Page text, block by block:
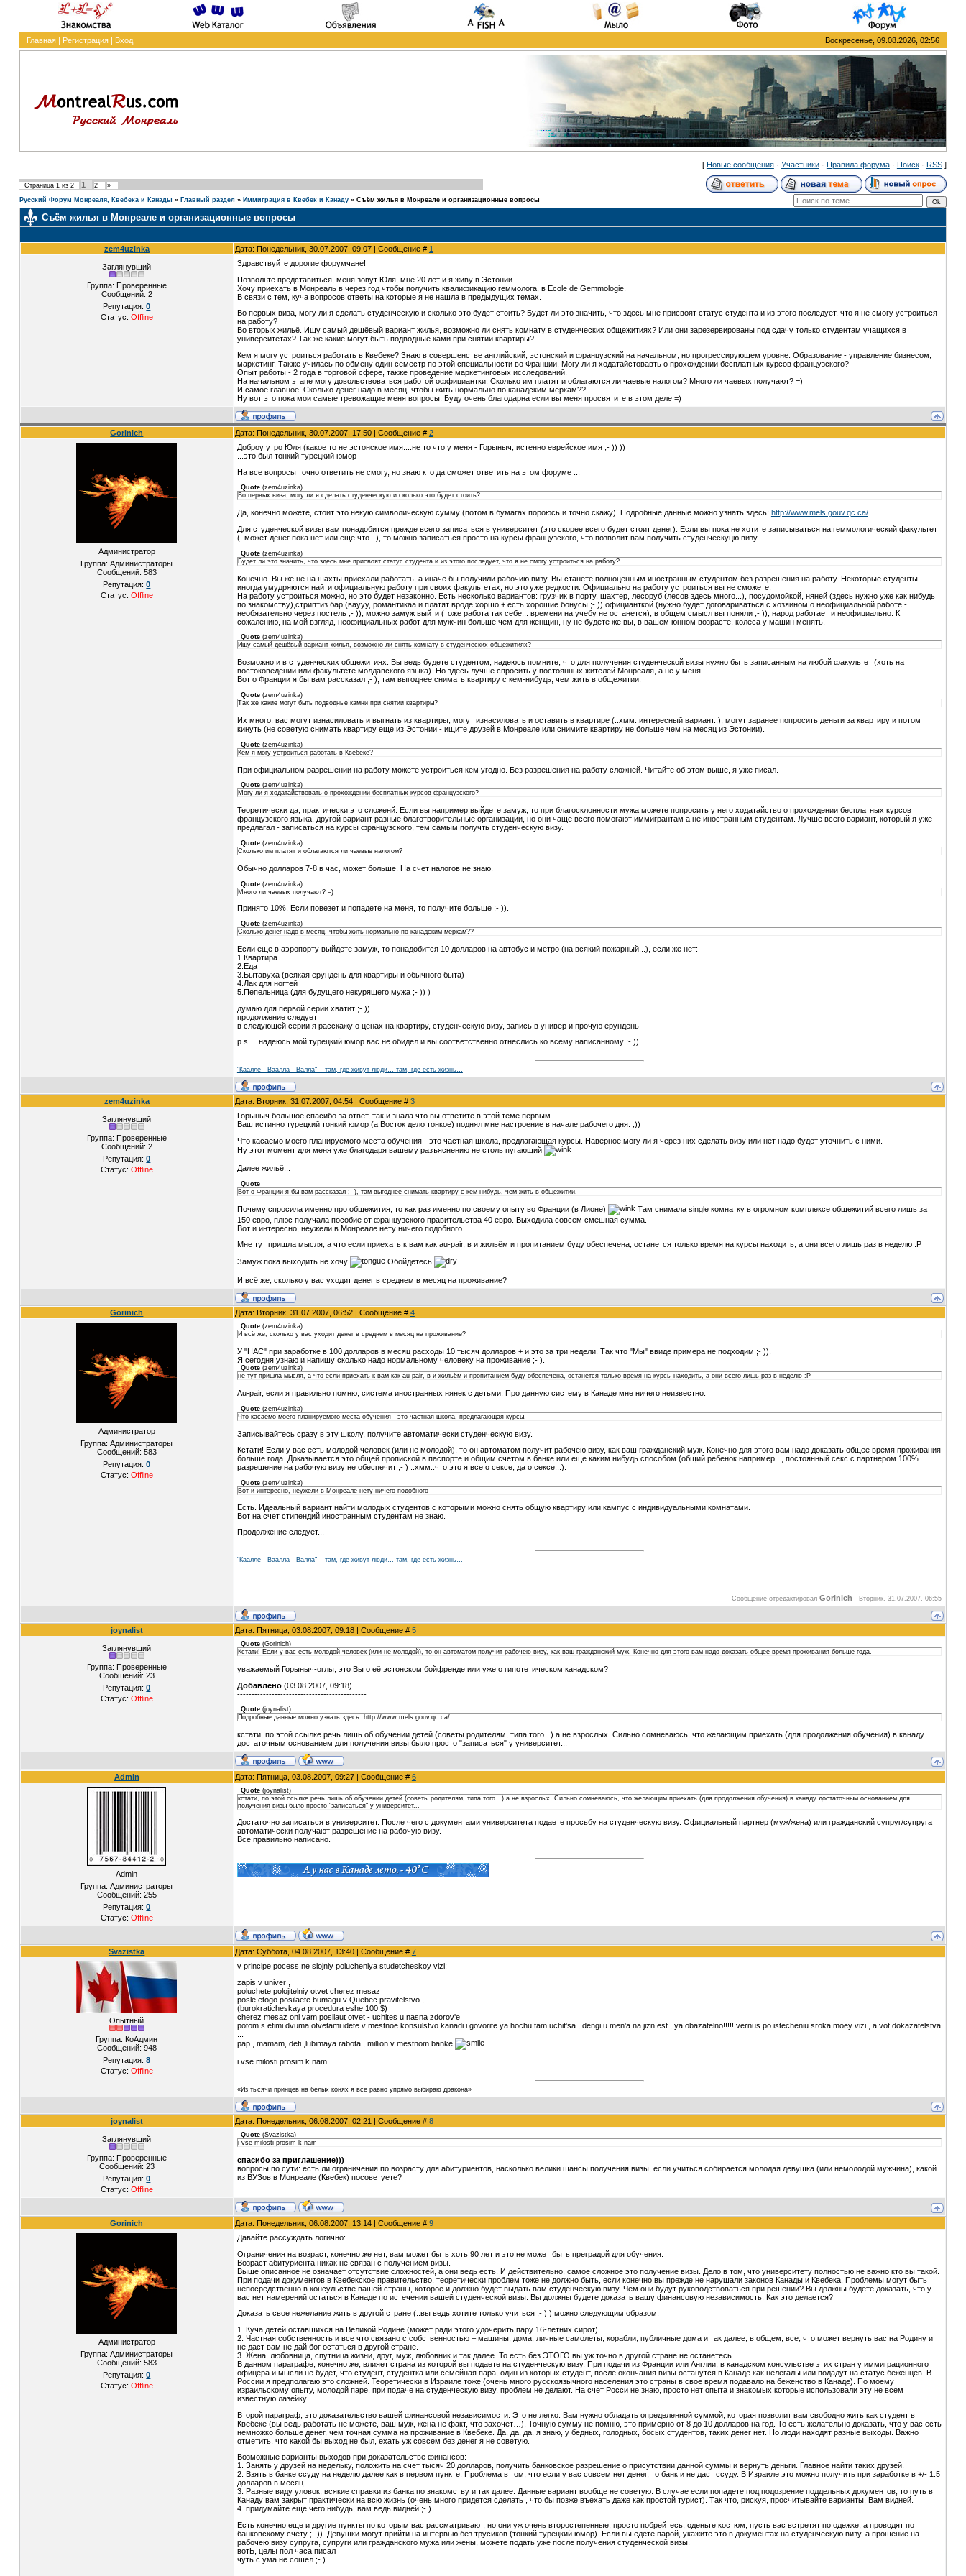
Главная| Регистрация| Вход Воскресенье, 09.08.2026, 02:56
[ Новые сообщения· Участники· Правила форума· Поиск· RSS]
Страница 1из 2 1 2
»
Русский Форум Монреаля, Квебека и Канады » Главный раздел » Иммиграция в Квебек и Канаду » Съём жилья в Монреале и организационные вопросы
Съём жилья в Монреале и организационные вопросы
zem4uzinka Дата: Понедельник, 30.07.2007, 09:07 | Сообщение # 1
Заглянувший
Группа: Проверенные
Сообщений: 2
Репутация:0
Статус: Offline
Здравствуйте дорогие форумчане!
Позвольте представиться, меня зовут Юля, мне 20 лет и я живу в Эстонии.
Хочу приехать в Монреаль в через год чтобы получить квалификацию геммолога, в Ecole de Gemmologie.
В связи с тем, куча вопросов ответы на которые я не нашла в предыдущих темах.
Во первых виза, могу ли я сделать студенческую и сколько это будет стоить? Будет ли это значить, что здесь мне присвоят статус студента и из этого последует, что я не смогу устроиться
на работу?
Во вторых жильё. Ищу самый дешёвый вариант жилья, возможно ли снять комнату в студенческих общежитиях? Или они зарезервированы под сдачу только студентам учащихся в
университетах? Так же какие могут быть подводные ками при снятии квартиры?
Кем я могу устроиться работать в Квебеке? Знаю в совершенстве английский, эстонский и французский на начальном, но прогрессирующем уровне. Образование - управление бизнесом,
маркетинг. Также училась по обмену один семестр по этой специальности во Франции. Могу ли я ходатайстовавть о прохождении бесплатных курсов французского?
Опыт работы - 2 года в торговой сфере, также проведение маркетинговых исследований.
На начальном этапе могу довольствоваться работой оффициантки. Сколько им платят и облагаются ли чаевые налогом? Много ли чаевых получают? =)
И самое главное! Сколько денег надо в месяц, чтобы жить нормально по канадским меркам??
Ну вот это пока мои самые тревожащие меня вопросы. Буду очень благодарна если вы меня просвятите в этом деле =)
Gorinich Дата: Понедельник, 30.07.2007, 17:50 | Сообщение # 2
Администратор
Группа: Администраторы
Сообщений: 583
Репутация:0
Статус: Offline
Доброу утро Юля (какое то не эстонское имя....не то что у меня - Горыныч, истенно еврейское имя ;- )) ))
...это был тонкий турецкий юмор
На все вопросы точно ответить не смогу, но знаю кто да сможет ответить на этом форуме ...
Quote(zem4uzinka)
Во первых виза, могу ли я сделать студенческую и сколько это будет стоить?
Да, конечно можете, стоит это некую символическую сумму (потом в бумагах пороюсь и точно скажу). Подробные данные можно узнать здесь: http://www.mels.gouv.qc.ca/
Для студенческой визы вам понадобится прежде всего записаться в университет (это скорее всего будет стоит денег). Если вы пока не хотите записываться на геммологический факультет
(..может денег пока нет или еще что...), то можно записаться просто на курсы французского, что позволит вам получить студенческуцю визу.
Quote(zem4uzinka)
Будет ли это значить, что здесь мне присвоят статус студента и из этого последует, что я не смогу устроиться на работу?
Конечно. Вы же не на шахты приехали работать, а иначе бы получили рабочию визу. Вы станете полноценным иностранным студентом без разрешения на работу. Некоторые студенты
иногда умудряются найти официальную работу при своих факультетах, но это уже редкости. Официально на работу устроиться вы не сможете.
На работу устроиться можно, но это будет незаконно. Есть несколько вариантов: грузчик в порту, шахтер, лесоруб (лесов здесь много...), посудомойкой, няней (здесь нужно уже как нибудь
по знакомству),стриптиз бар (ваууу, романтикаа и платят вроде хоршо + есть хорошие бонусы ;- )) официанткой (нужно будет договариваться с хозяином о неофициальной работе -
необязательно через постель ;- )), можно замуж выйти (тоже работа так себе... времени на учебу не останется), в общем смысл вы поняли ;- )), народ работает и неофициально. К
сожалению, на мой взгляд, неофициальных работ для мужчин больше чем для женщин, ну не будете же вы, в вашем юнном возрасте, колеса у машин менять.
Quote(zem4uzinka)
Ищу самый дешёвый вариант жилья, возможно ли снять комнату в студенческих общежитиях?
Возможно и в студенческих общежитиях. Вы ведь будете студентом, надеюсь помните, что для получения студенческой визы нужно быть записанным на любой факультет (хоть на
востоковедении или факультете молдавского языка). Но здесь лучше спросить у постоянных жителей Монреаля, а не у меня.
Вот о Франции я бы вам рассказал ;- ), там выгоднее снимать квартиру с кем-нибудь, чем жить в общежитии.
Quote(zem4uzinka)
Так же какие могут быть подводные камни при снятии квартиры?
Их много: вас могут изнасиловать и выгнать из квартиры, могут изнасиловать и оставить в квартире (..хмм..интересный вариант..), могут заранее попросить деньги за квартиру и потом
кинуть (не советую снимать квартиру еще из Эстонии - ищите друзей в Монреале или снимите квартиру не больше чем на месяц из Эстонии).
Quote(zem4uzinka)
Кем я могу устроиться работать в Квебеке?
При официальном разрешении на работу можете устроиться кем угодно. Без разрешения на работу сложней. Читайте об этом выше, я уже писал.
Quote(zem4uzinka)
Могу ли я ходатайствовать о прохождении бесплатных курсов французского?
Теоретически да, практически это сложенй. Если вы например выйдете замуж, то при благосклонности мужа можете попросить у него ходатайство о прохождении бесплатных курсов
французского языка, другой вариант разные благотворительные организации, но они чаще всего помогают иммигрантам а не иностранным студентам. Лучше всего вариант, который я уже
предлагал - записаться на курсы французского, тем самым получть студенческую визу.
Quote(zem4uzinka)
Сколько им платят и облагаются ли чаевые налогом?
Обычно долларов 7-8 в час, может больше. На счет налогов не знаю.
Quote(zem4uzinka)
Много ли чаевых получают? =)
Принято 10%. Если повезет и попадете на меня, то получите больше ;- )).
Quote(zem4uzinka)
Сколько денег надо в месяц, чтобы жить нормально по канадским меркам??
Если еще в аэропорту выйдете замуж, то понадобится 10 долларов на автобус и метро (на всякий пожарный...), если же нет:
1.Квартира
2.Еда
3.Бытавуха (всякая ерундень для квартиры и обычного быта)
4.Лак для ногтей
5.Пепельница (для будущего некурящего мужа ;- )) )
думаю для первой серии хватит ;- ))
продолжение следует
в следующей серии я расскажу о ценах на квартиру, студенческую визу, запись в универ и прочую ерундень
p.s. ...надеюсь мой турецкий юмор вас не обидел и вы соответственно отнеслись ко всему написанному ;- ))
"Каалле - Ваалла - Валла" – там, где живут люди… там, где есть жизнь…
zem4uzinka Дата: Вторник, 31.07.2007, 04:54 | Сообщение # 3
Заглянувший
Группа: Проверенные
Сообщений: 2
Репутация:0
Статус: Offline
Горыныч большое спасибо за ответ, так и знала что вы ответите в этой теме первым.
Ваш истинно турецкий тонкий юмор (а Восток дело тонкое) поднял мне настроение в начале рабочего дня. ;))
Что касаемо моего планируемого места обучения - это частная школа, предлагающая курсы. Наверное,могу ли я через них сделать визу или нет надо будет уточнить с ними.
Ну этот момент для меня уже благодаря вашему разъяснению не столь пугающий
Далее жильё...
Quote
Вот о Франции я бы вам рассказал ;- ), там выгоднее снимать квартиру с кем-нибудь, чем жить в общежитии.
Почему спросила именно про общежития, то как раз именно по своему опыту во Франции (в Лионе)
Там снимала single комнатку в огромном комплексе общежитий всего лишь за
150 евро, плюс получала пособие от французского правительства 40 евро. Выходила совсем смешная сумма.
Вот и интересно, неужели в Монреале нету ничего подобного.
Мне тут пришла мысля, а что если приехать к вам как au-pair, в и жильём и пропитанием буду обеспечена, останется только время на курсы находить, а они всего лишь раз в неделю :P
Замуж пока выходить не хочу
Обойдётесь
И всё же, сколько у вас уходит денег в среднем в месяц на проживание?
Gorinich Дата: Вторник, 31.07.2007, 06:52 | Сообщение # 4
Администратор
Группа: Администраторы
Сообщений: 583
Репутация:0
Статус: Offline
Quote(zem4uzinka)
И всё же, сколько у вас уходит денег в среднем в месяц на проживание?
У "НАС" при заработке в 100 долларов в месяц расходы 10 тысяч долларов + и это за три недели. Так что "Мы" ввиде примера не подходим ;- )).
Я сегодня узнаю и напишу сколько надо нормальному человеку на проживание ;- ).
Quote(zem4uzinka)
не тут пришла мысля, а что если приехать к вам как au-pair, в и жильём и пропитанием буду обеспечена, останется только время на курсы находить, а они всего лишь раз в неделю :P
Au-pair, если я правильно помню, система иностранных нянек с детьми. Про данную систему в Канаде мне ничего неизвестно.
Quote(zem4uzinka)
Что касаемо моего планируемого места обучения - это частная школа, предлагающая курсы.
Записывайтесь сразу в эту школу, получите автоматически студенческую визу.
Кстати! Если у вас есть молодой человек (или не молодой), то он автоматом получит рабочею визу, как ваш гражданский муж. Конечно для этого вам надо доказать общее время проживания
больше года. Доказывается это общей пропиской в паспорте и общим счетом в банке или еще каким нибудь способом (общий ребенок например..., постоянный секс с партнером 100%
разрешение на рабочую визу не обеспечит ;- ) ..хмм..что это я все о сексе, да о сексе...).
Quote(zem4uzinka)
Вот и интересно, неужели в Монреале нету ничего подобного
Есть. Идеальный вариант найти молодых студентов с которыми можно снять общую квартиру или кампус с индивидуальными комнатами.
Вот на счет стипендий иностранным студентам не знаю.
Продолжение следует...
"Каалле - Ваалла - Валла" – там, где живут люди… там, где есть жизнь…
Сообщение отредактировал Gorinich - Вторник, 31.07.2007, 06:55
joynalist Дата: Пятница, 03.08.2007, 09:18 | Сообщение # 5
Заглянувший
Группа: Проверенные
Сообщений: 23
Репутация:0
Статус: Offline
Quote(Gorinich)
Кстати! Если у вас есть молодой человек (или не молодой), то он автоматом получит рабочею визу, как ваш гражданский муж. Конечно для этого вам надо доказать общее время проживания больше года.
уважаемый Горыныч-оглы, это Вы о её эстонском бойфренде или уже о гипотетическом канадском?
Добавлено(03.08.2007, 09:18)
---------------------------------------------
Quote(joynalist)
Подробные данные можно узнать здесь: http://www.mels.gouv.qc.ca/
кстати, по этой ссылке речь лишь об обучении детей (советы родителям, типа того...) а не взрослых. Сильно сомневаюсь, что желающим приехать (для продолжения обучения) в канаду
достаточным основанием для получения визы было просто "записаться" у университет...
Admin Дата: Пятница, 03.08.2007, 09:27 | Сообщение # 6
Admin
Группа: Администраторы
Сообщений: 255
Репутация:0
Статус: Offline
Quote(joynalist)
кстати, по этой ссылке речь лишь об обучении детей (советы родителям, типа того...) а не взрослых. Сильно сомневаюсь, что желающим приехать (для продолжения обучения) в канаду достаточным основанием для
получения визы было просто "записаться" у университет...
Достаточно записаться в университет. После чего с документами университета подаете просьбу на студенческую визу. Официальный партнер (муж/жена) или гражданский супруг/супруга
автоматически получают разрешение на рабочую визу.
Все правильно написано.
Svazistka Дата: Суббота, 04.08.2007, 13:40 | Сообщение # 7
Опытный
Группа: КоАдмин
Сообщений: 948
Репутация:8
Статус: Offline
v principe pocess ne slojniy polucheniya studetcheskoy vizi:
zapis v univer ,
poluchete polojitelniy otvet cherez mesaz
posle etogo posilaete bumagu v Quebec pravitelstvo ,
(burokraticheskaya procedura eshe 100 $)
cherez mesaz oni vam posilaut otvet - uchites u nasna zdorov'e
potom s etimi dvuma otvetami idete v mestnoe konsulstvo kanadi i govorite ya hochu tam uchit'sa , dengi u men'a na jizn est , ya obazatelno!!!!! vernus po istecheniu sroka moey vizi , a vot dokazatelstva
pap , mamam, deti ,lubimaya rabota , million v mestnom banke
i vse milosti prosim k nam
«Из тысячи принцев на белых конях я все равно упрямо выбираю дракона»
joynalist Дата: Понедельник, 06.08.2007, 02:21 | Сообщение # 8
Заглянувший
Группа: Проверенные
Сообщений: 23
Репутация:0
Статус: Offline
Quote(Svazistka)
i vse milosti prosim k nam
спасибо за приглашение)))
вопросы по сути: есть ли ограничения по возрасту для абитуриентов, насколько велики шансы получения визы, если учиться собирается молодая девушка (или немолодой мужчина), какой
из ВУЗов в Монреале (Квебек) посоветуете?
Gorinich Дата: Понедельник, 06.08.2007, 13:14 | Сообщение # 9
Администратор
Группа: Администраторы
Сообщений: 583
Репутация:0
Статус: Offline
Давайте рассуждать логично:
Ограничения на возраст, конечно же нет, вам может быть хоть 90 лет и это не может быть преградой для обучения.
Возраст абитуриента никак не связан с получением визы.
Выше описанное не означает отсутствие сложностей, а они ведь есть. И действительно, самое сложное это получение визы. Дело в том, что университету полностью не важно кто вы такой.
При подачи документов в Квебекское правительство, теоретически проблем тоже не должно быть, если конечно вы прежде не нарушали законов Канады и Квебека. Проблемы могут быть
непосредственно в консульстве вашей страны, которое и должно будет выдать вам студенческую визу. Чем они будут руководствоваться при решении? Вы должны будете доказать, что у
вас нет намерений остаться в Канаде по истечении вашей студенческой визы. Вы должны будете доказать вашу финансовую независимость. Как это делается?
Доказать свое нежелание жить в другой стране (..вы ведь хотите только учиться ;- ) ) можно следующим образом:
1. Куча детей оставшихся на Великой Родине (может ради этого удочерить пару 16-летних сирот)
2. Частная собственность и все что связано с собственностью – машины, дома, личные самолеты, корабли, публичные дома и так далее, в общем, все, что может вернуть вас на Родину и
не даст вам не дай бог остаться в другой стране.
3. Жена, любовница, спутница жизни, друг, муж, любовник и так далее. То есть без ЭТОГО вы уж точно в другой стране не останетесь.
В данном параграфе, конечно же, влияет страна из которой вы подаете на студенческую визу. При подачи из Франции или Англии, в канадском консульстве этих стран у иммиграционного
офицера и мысли не будет, что студент, студентка или семейная пара, один из которых студент, после окончания визы останутся в Канаде как нелегалы или подадут на статус беженцев. В
России я предполагаю это сложней. Теоретически в Израиле тоже (очень много русскоязычного населения это страны в свое время подавало на беженство в Канаде). По моему
израильскому опыту, молодой паре, при подаче на студенческую визу, проблем не делают. На счет Росси не знаю, просто нет опыта и знакомых которые использовали эту не всем
известную лазейку.
Второй параграф, это доказательство вашей финансовой независимости. Это не легко. Вам нужно обладать определенной суммой, которая позволит вам свободно жить как студент в
Квебеке (вы ведь работать не можете, ваш муж, жена не факт, что захочет…). Точную сумму не помню, это примерно от 8 до 10 долларов на год. То есть желательно доказать, что у вас есть
немножко больше денег, чем точная сумма на проживание в Квебеке. Да, да, да, я знаю, у бедных, голодных, босых студентов, таких денег нет. Но люди находят разные выходы. Важно
отметить, что какой бы выход не был, ехать уж совсем без денег я не советую.
Возможные варианты выходов при доказательстве финансов:
1. Занять у друзей на недельку, положить на счет тысяч 20 долларов, получить банковское разрешение о присутствии данной суммы и вернуть деньги. Главное найти таких друзей.
2. Взять в банке ссуду на неделю далее как в первом пункте. Проблема в том, что если у вас совсем нет денег, то банк и не даст ссуду. В Израиле это можно получить при заработке в +/- 1.5
долларов в месяц.
3. Разные виду уловок, всякие справки из банка по знакомству и так далее. Данные вариант вообще не советую. В случае если попадете под подозрение поддельных документов, то путь в
Канаду вам закрыт практически на всю жизнь (очень много придется сделать , что бы позже въехать даже как простой турист). Так что, рискуя, просчитывайте варианты. Вам видней.
4. придумайте еще чего нибудь, вам ведь видней ;- )
Есть конечно еще и другие пункты по которым вас рассматривают, но они уж очень второстепенные, просто побрейтесь, оденьте костюм, пусть вас встретят по одежке, а проводят по
банковскому счету ;- )). Девушки могут прийти на интервью без трусиков (тонкий турецкий юмор). Если вы едете парой, укажите это в документах на студенческую визу, а прошение на
рабочею визу супруга, супруги или гражданского мужа или жены, можете подать уже после получения студенческой визы.
вотЬ, целы пол часа писал
чуть с ума не сошел ;- )